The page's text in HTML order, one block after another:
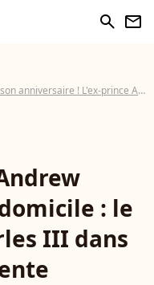
search newsletter
L'ex-prince Andrew, frère du roi Charles III, cueilli à son domicile par la police
: le
III dans